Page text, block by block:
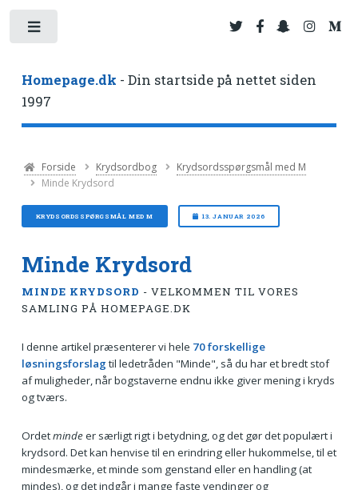
Homepage.dk - Din startside på nettet siden
1997
Forside Krydsordbog
Krydsordsspørgsmål med M
Minde Krydsord
KRYDSORDSSPØRGSMÅL MED M 13. JANUAR 2026
Minde Krydsord
MINDE KRYDSORD - VELKOMMEN TIL VORES
SAMLING PÅ HOMEPAGE.DK
I denne artikel præsenterer vi hele 70 forskellige
løsningsforslag til ledetråden "Minde", så du har et bredt stof
af muligheder, når bogstaverne endnu ikke giver mening i kryds
og tværs.
Ordetmindeer særligt rigt i betydning, og det gør det populært i
krydsord. Det kan henvise til en erindring eller hukommelse, til et
mindesmærke, et minde som genstand eller en handling (at
mindes), og det indgår i mange faste vendinger og